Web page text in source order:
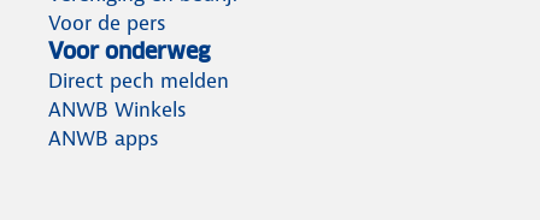
Voor de pers
Voor onderweg
Direct pech melden
ANWB Winkels
ANWB apps